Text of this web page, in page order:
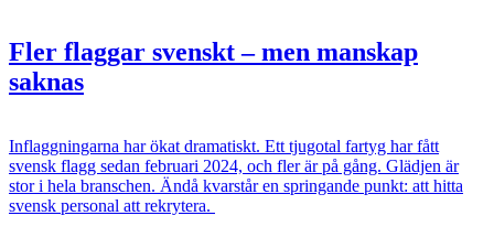
Fler flaggar svenskt – men manskap
saknas
Inflaggningarna har ökat dramatiskt. Ett tjugotal fartyg har fått
svensk flagg sedan februari 2024, och fler är på gång. Glädjen är
stor i hela branschen. Ändå kvarstår en springande punkt: att hitta
svensk personal att rekrytera.